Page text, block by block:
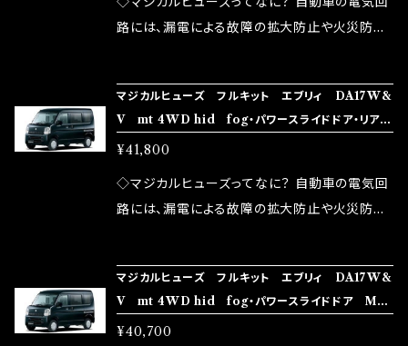
ドリング安定化（静粛性UP） ・ターボ車のターボ
など、これらの効果は、タウンユースだけでなく、
モータースポーツシーンでの実証実験の上、 製
品化を果たしております。
中に漏電してしまう。 3.金属プレートが接触する
ズが、マジカルヒューズになります。 ◇マジカル
ヒューズの効果 マジカルヒューズは放電防止効
果・接触抵抗低減効果により、このような効果を
発揮します。 ・アクセルレスポンスの向上 ・アイ
ドリング安定化（静粛性UP） ・ターボ車のターボ
など、これらの効果は、タウンユースだけでなく、
モータースポーツシーンでの実証実験の上、 製
品化を果たしております。
路には、漏電による故障の拡大防止や火災防止
路として、各回路への電力供給を行っています。
しかし、ヒューズには拭い去れない欠点があり
ます。 1.溶接回路であるため、配線と比較し抵抗
が大きい。 2.金属部分が露出している為、空気
中に漏電してしまう。 3.金属プレートが接触する
ズが、マジカルヒューズになります。 ◇マジカル
ヒューズの効果 マジカルヒューズは放電防止効
果・接触抵抗低減効果により、このような効果を
マジカルヒューズ フルキット エブリィ DA17W&
V mt 4WD hid fog・パワースライドドア・リアヒ
ーター MFSUF245 38個
¥41,800
◇マジカルヒューズってなに？ 自動車の電気回
路には、漏電による故障の拡大防止や火災防止
路として、各回路への電力供給を行っています。
しかし、ヒューズには拭い去れない欠点があり
ます。 1.溶接回路であるため、配線と比較し抵抗
マジカルヒューズ フルキット エブリィ DA17W&
V mt 4WD hid fog・パワースライドドア MF
SUF244 37個
¥40,700